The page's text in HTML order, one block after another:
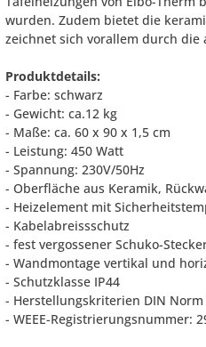
wurden. Zudem bietet die
zeichnet sich vorallem durch
Produktdetails:
- Farbe: schwarz
- Gewicht: ca.12 kg
- Maße: ca. 60 x 90 x 1,5 cm
- Leistung: 450 Watt
- Spannung: 230V/50Hz
- Oberfläche aus Keramik,
- Heizelement mit
- Kabelabreissschutz
- fest vergossener Schuko-
- Wandmontage vertikal und
- Schutzklasse IP44
- Herstellungskriterien DIN Norm
- WEEE-Registrierungsnummer: